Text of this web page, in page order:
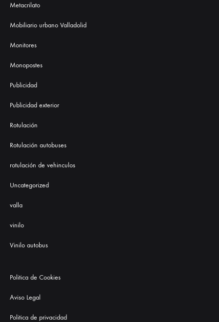
Metacrilato
Mobiliario urbano Valladolid
Monitores
Monopostes
Publicidad
Publicidad exterior
Rotulación
Rotulación autobuses
rotulación de vehinculos
Uncategorized
valla
vinilo
Vinilo autobus
Politica de Cookies
Aviso Legal
Politica de privacidad